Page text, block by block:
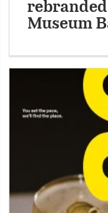
Museum